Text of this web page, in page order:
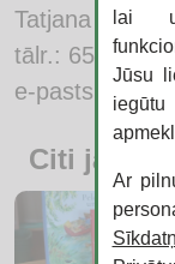
Tatjana
tālr.: 65476345
e-pasts:
Citi
lai
Jūsu
Ar